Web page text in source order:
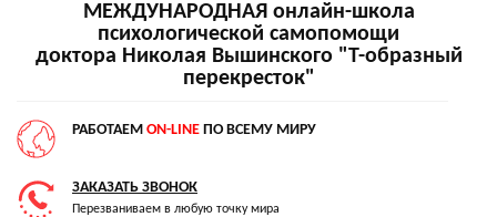
МЕЖДУНАРОДНАЯ онлайн-школа
психологической самопомощи
доктора Николая Вышинского "Т-образный
перекресток"
РАБОТАЕМ ON-LINE ПО ВСЕМУ МИРУ
ЗАКАЗАТЬ ЗВОНОК
Перезваниваем в любую точку мира